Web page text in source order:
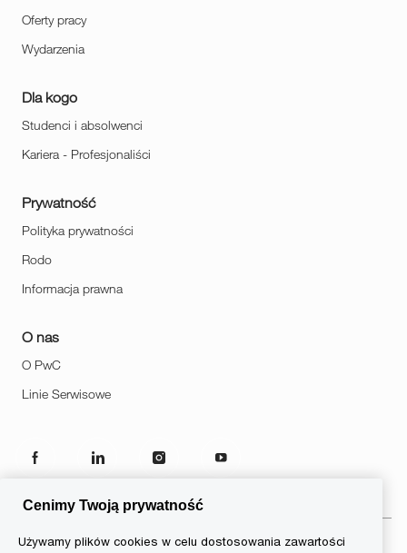
Oferty pracy
Wydarzenia
Dla kogo
Studenci i absolwenci
Kariera - Profesjonaliści
Prywatność
Polityka prywatności
Rodo
Informacja prawna
O nas
O PwC
Linie Serwisowe
follow
Cenimy Twoją prywatność
Używamy plików cookies w celu dostosowania zawartości